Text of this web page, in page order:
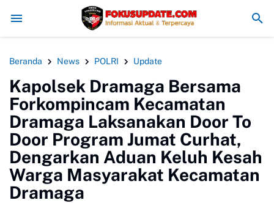
Bogor Minta PT PMC Tunda Aktivitas di Lahan Sengketa MAN 4
Beranda News POLRI Update
Kapolsek Dramaga Bersama
Forkompincam Kecamatan
Dramaga Laksanakan Door To
Door Program Jumat Curhat,
Dengarkan Aduan Keluh Kesah
Warga Masyarakat Kecamatan
Dramaga